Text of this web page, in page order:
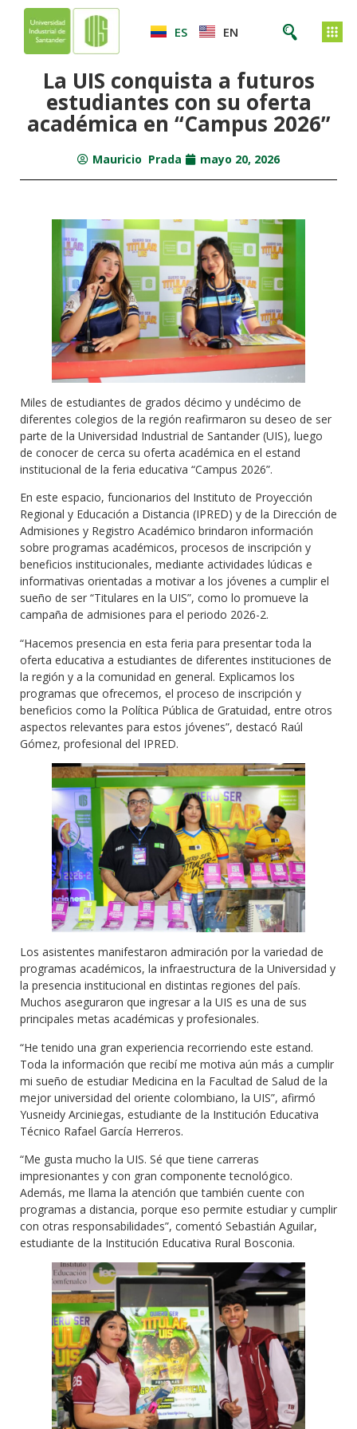
ES EN
La UIS conquista a futuros
estudiantes con su oferta
académica en “Campus 2026”
Mauricio Prada mayo 20, 2026
Miles de estudiantes de grados décimo y undécimo de
diferentes colegios de la región reafirmaron su deseo de ser
parte de la Universidad Industrial de Santander (UIS), luego
de conocer de cerca su oferta académica en el estand
institucional de la feria educativa “Campus 2026”.
En este espacio, funcionarios del Instituto de Proyección
Regional y Educación a Distancia (IPRED) y de la Dirección de
Admisiones y Registro Académico brindaron información
sobre programas académicos, procesos de inscripción y
beneficios institucionales, mediante actividades lúdicas e
informativas orientadas a motivar a los jóvenes a cumplir el
sueño de ser “Titulares en la UIS”, como lo promueve la
campaña de admisiones para el periodo 2026-2.
“Hacemos presencia en esta feria para presentar toda la
oferta educativa a estudiantes de diferentes instituciones de
la región y a la comunidad en general. Explicamos los
programas que ofrecemos, el proceso de inscripción y
beneficios como la Política Pública de Gratuidad, entre otros
aspectos relevantes para estos jóvenes”, destacó Raúl
Gómez, profesional del IPRED.
Los asistentes manifestaron admiración por la variedad de
programas académicos, la infraestructura de la Universidad y
la presencia institucional en distintas regiones del país.
Muchos aseguraron que ingresar a la UIS es una de sus
principales metas académicas y profesionales.
“He tenido una gran experiencia recorriendo este estand.
Toda la información que recibí me motiva aún más a cumplir
mi sueño de estudiar Medicina en la Facultad de Salud de la
mejor universidad del oriente colombiano, la UIS”, afirmó
Yusneidy Arciniegas, estudiante de la Institución Educativa
Técnico Rafael García Herreros.
“Me gusta mucho la UIS. Sé que tiene carreras
impresionantes y con gran componente tecnológico.
Además, me llama la atención que también cuente con
programas a distancia, porque eso permite estudiar y cumplir
con otras responsabilidades”, comentó Sebastián Aguilar,
estudiante de la Institución Educativa Rural Bosconia.